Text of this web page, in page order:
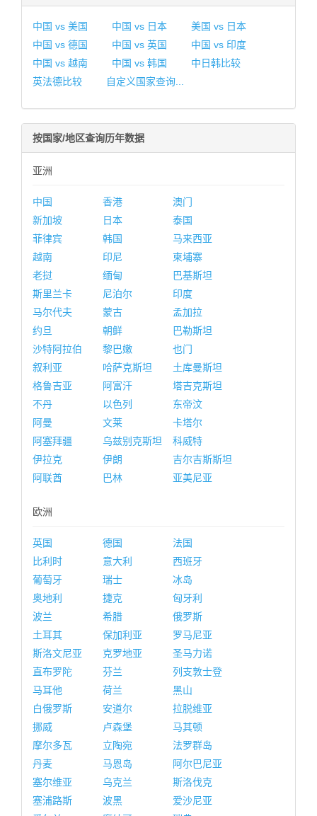
中国 vs 美国 中国 vs 日本
美国 vs 日本
中国 vs 德国
中国 vs 英国
中国 vs 印度
中国 vs 越南
中国 vs 韩国
中日韩比较
英法德比较
自定义国家查询...
按国家/地区查询历年数据
亚洲
中国 香港
澳门
新加坡
日本
泰国
菲律宾
韩国
马来西亚
越南
印尼
柬埔寨
老挝
缅甸
巴基斯坦
斯里兰卡
尼泊尔
印度
马尔代夫
蒙古
孟加拉
约旦
朝鲜
巴勒斯坦
沙特阿拉伯
黎巴嫩
也门
叙利亚
哈萨克斯坦
土库曼斯坦
格鲁吉亚
阿富汗
塔吉克斯坦
不丹
以色列
东帝汶
阿曼
文莱
卡塔尔
阿塞拜疆
乌兹别克斯坦
科威特
伊拉克
伊朗
吉尔吉斯斯坦
阿联酋
巴林 亚美尼亚
欧洲
英国 德国
法国
比利时
意大利
西班牙
葡萄牙
瑞士
冰岛
奥地利
捷克
匈牙利
波兰
希腊
俄罗斯
土耳其
保加利亚
罗马尼亚
斯洛文尼亚
克罗地亚
圣马力诺
直布罗陀
芬兰
列支敦士登
马耳他
荷兰
黑山
白俄罗斯
安道尔
拉脱维亚
挪威
卢森堡
马其顿
摩尔多瓦
立陶宛
法罗群岛
丹麦
马恩岛
阿尔巴尼亚
塞尔维亚
乌克兰
斯洛伐克
塞浦路斯
波黑
爱沙尼亚